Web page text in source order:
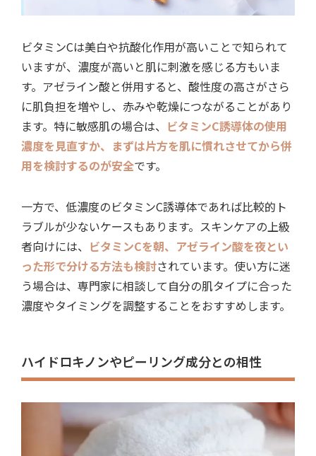
ビタミンCは美白や抗酸化作用が高いことで知られて
いますが、濃度が高いと肌に刺激を感じる方もいま
す。アゼライン酸と併用すると、酸性度の高さがさら
に肌負担を増やし、赤みや乾燥につながることがあり
ます。特に敏感肌の場合は、 ビタミンC誘導体の使用
濃度を見直すか、まずは片方を肌に慣れさせてから併
用を検討するのが安全です。
一方で、低濃度のビタミンC誘導体であれば比較的ト
ラブルが少ないケースもあります。スキンケアの上級
者向けには、 ビタミンCを朝、アゼライン酸を夜とい
った形で分ける方法も検討されています。使い方に迷
う場合は、専門家に相談して自分の肌タイプに合った
濃度やタイミングを調整することをおすすめします。
ハイドロキノンやピーリング成分との相性